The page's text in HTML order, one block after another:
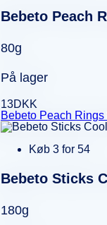
Bebeto Peach
80g
På lager
13DKK
Bebeto Peach Rings
Køb 3 for 54
Bebeto Sticks
180g